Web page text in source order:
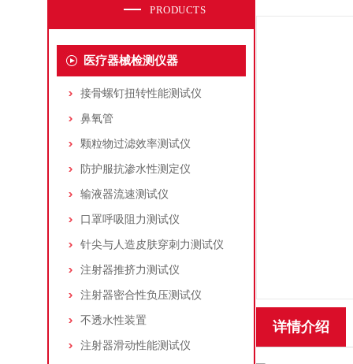
PRODUCTS
医疗器械检测仪器
接骨螺钉扭转性能测试仪
鼻氧管
颗粒物过滤效率测试仪
防护服抗渗水性测定仪
输液器流速测试仪
口罩呼吸阻力测试仪
针尖与人造皮肤穿刺力测试仪
注射器推挤力测试仪
注射器密合性负压测试仪
不透水性装置
注射器滑动性能测试仪
详情介绍